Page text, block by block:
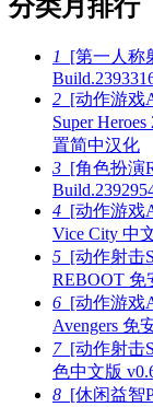
分类月排行
1
[第一人称
2 [动作游戏
Super
置简中汉化
3 [角色扮演
4 [动作游戏
Vice City 中
5 [动作射击
REBOOT 免
6 [动作游戏
Avengers 免
7[动作射击
色中文版
8 [休闲益智